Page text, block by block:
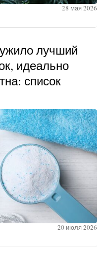
28 мая 2026
лучший
идеально
список
20 июля 2026